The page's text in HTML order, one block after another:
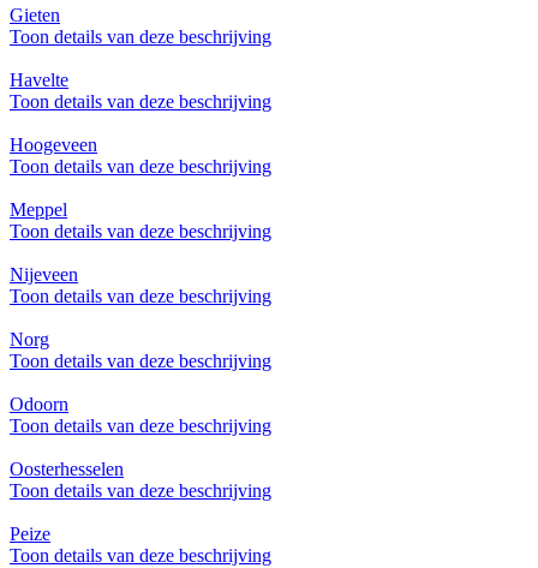
Gieten
Toon details van deze beschrijving
Havelte
Toon details van deze beschrijving
Hoogeveen
Toon details van deze beschrijving
Meppel
Toon details van deze beschrijving
Nijeveen
Toon details van deze beschrijving
Norg
Toon details van deze beschrijving
Odoorn
Toon details van deze beschrijving
Oosterhesselen
Toon details van deze beschrijving
Peize
Toon details van deze beschrijving